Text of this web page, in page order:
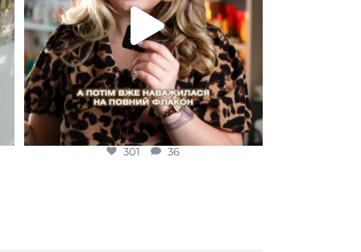
301 36